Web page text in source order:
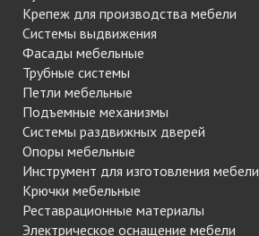
Крепеж для производства мебели
Системы выдвижения
Фасады мебельные
Трубные системы
Петли мебельные
Подъемные механизмы
Системы раздвижных дверей
Опоры мебельные
Инструмент для изготовления мебели
Крючки мебельные
Реставрационные материалы
Электрическое оснащение мебели